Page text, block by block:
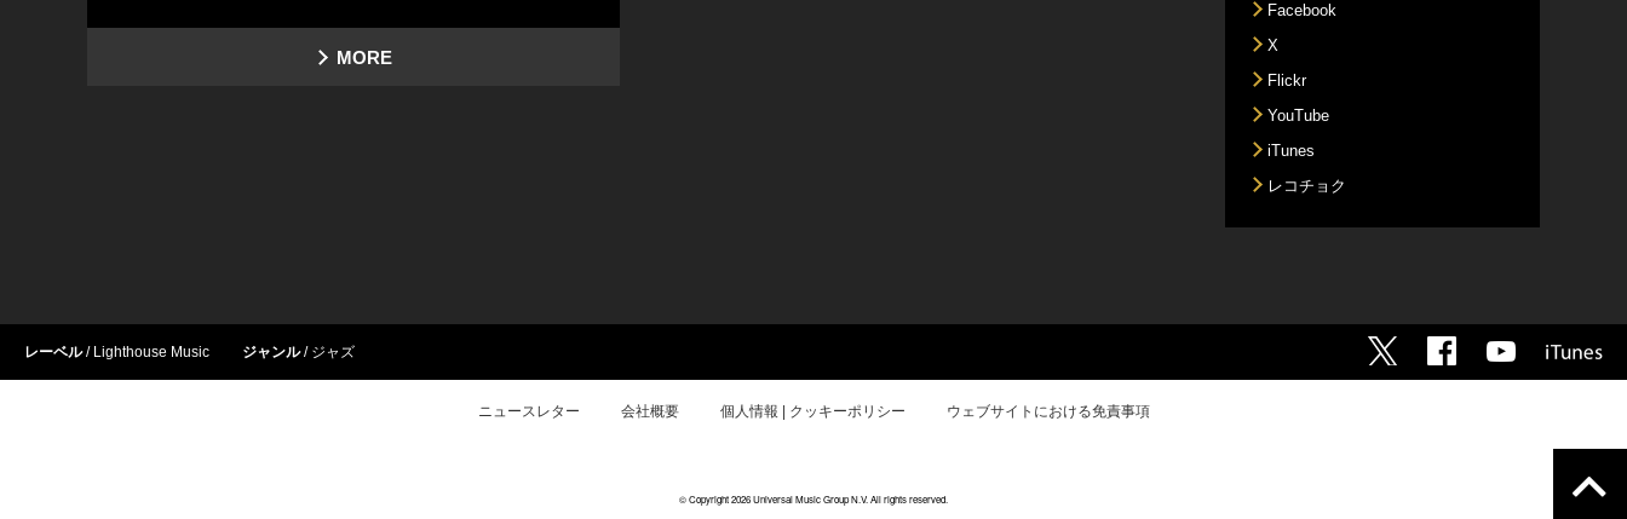
MORE
Facebook
X
Flickr
YouTube
iTunes
レコチョク
レーベル Lighthouse Music ジャンル ジャズ
ニュースレター 会社概要 個人情報 | クッキーポリシー ウェブサイトにおける免責事項
© Copyright 2026 Universal Music Group N.V. All rights reserved.